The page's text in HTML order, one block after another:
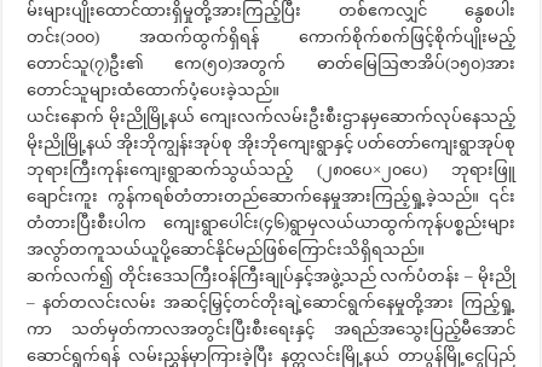
မ်းများပျိုးထောင်ထားရှိမှုတို့အားကြည့်ပြီး တစ်ဧကလျှင် နွေစပါး
တင်း(၁၀၀) အထက်ထွက်ရှိရန် ကောက်စိုက်စက်ဖြင့်စိုက်ပျိုးမည့်
တောင်သူ(၇)ဦး၏ ဧက(၅၀)အတွက် ဓာတ်မြေဩဇာအိပ်(၁၅၀)အား
တောင်သူများထံထောက်ပံ့ပေးခဲ့သည်။
ယင်းနောက် မိုးညိုမြို့နယ် ကျေးလက်လမ်းဦးစီးဌာနမှဆောက်လုပ်နေသည့်
မိုးညိုမြို့နယ် အိုးဘိုကျွန်းအုပ်စု အိုးဘိုကျေးရွာနှင့် ပတ်တော်ကျေးရွာအုပ်စု
ဘုရားကြီးကုန်းကျေးရွာဆက်သွယ်သည့် (၂၈၀ပေ×၂၀ပေ) ဘုရားဖြူ
ချောင်းကူး ကွန်ကရစ်တံတားတည်ဆောက်နေမှုအားကြည့်ရှု့ခဲ့သည်။ ၎င်း
တံတားပြီးစီးပါက ကျေးရွာပေါင်း(၄၆)ရွာမှလယ်ယာထွက်ကုန်ပစ္စည်းများ
အလွာ်တကူသယ်ယူပို့ဆောင်နိုင်မည်ဖြစ်ကြောင်းသိရှိရသည်။
ဆက်လက်၍ တိုင်းဒေသကြီးဝန်ကြီးချုပ်နှင့်အဖွဲ့သည် လက်ပံတန်း – မိုးညို
– နတ်တလင်းလမ်း အဆင့်မြှင့်တင်တိုးချဲ့ဆောင်ရွက်နေမှုတို့အား ကြည့်ရှု့
ကာ သတ်မှတ်ကာလအတွင်းပြီးစီးရေးနှင့် အရည်အသွေးပြည့်မီအောင်
ဆောင်ရွက်ရန် လမ်းညွှန်မှာကြားခဲ့ပြီး နတ္တလင်းမြို့နယ် တာပွန်မြို့ငွေပြည်